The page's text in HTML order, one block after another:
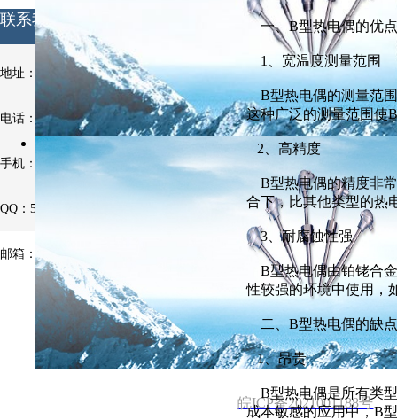
联系我们
地址：安徽省天长市铜城镇铜北村
电话：0550-7514063
手机：13721013931
QQ：531970962
邮箱：531970962@qq.com
一、B型热电偶的优点
1、宽温度测量范围
B型热电偶的测量范围
这种广泛的测量范围使
2、高精度
B型热电偶的精度非
合下，比其他类型的热
3、耐腐蚀性强
B型热电偶由铂铑合
性较强的环境中使用，
二、B型热电偶的缺点
1、昂贵
B型热电偶是所有类型
成本敏感的应用中，B
电话 :137 2101 3931 邮箱:
皖ICP备2021001188号
首页 关于公司 新闻中心